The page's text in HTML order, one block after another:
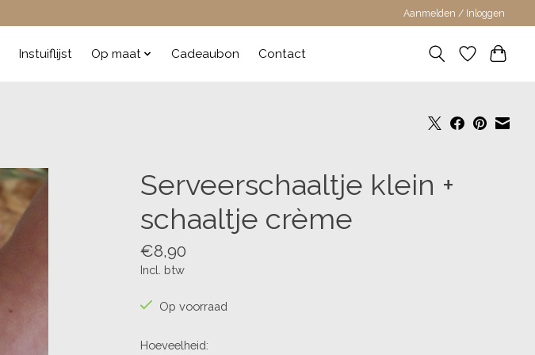
Aanmelden / Inloggen
Instuiflijst Op maat Cadeaubon Contact
Serveerschaaltje klein +
schaaltje crème
€8,90
Incl. btw
Op voorraad
Hoeveelheid: